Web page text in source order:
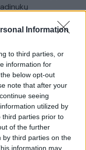
Information
to third parties, or
information for
below opt-out
note that after your
seeing
utilized by
third parties prior to
of the further
by third parties on the
information may
00:00:30
r.: dviejų moterų ir